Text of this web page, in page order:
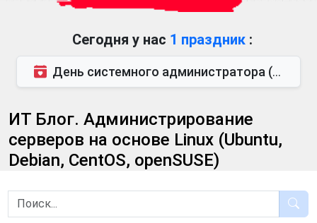
Сегодня у нас 1 праздник :
День системного администратора (также известен как День сисадмина) — праздник, который отмечается...
ИТ Блог. Администрирование
серверов на основе Linux (Ubuntu,
Debian, CentOS, openSUSE)